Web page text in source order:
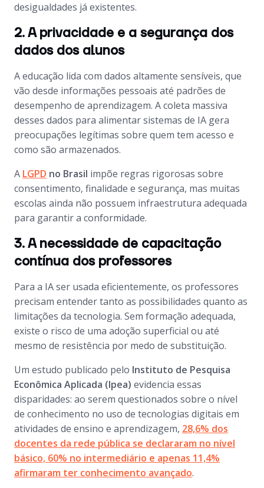
desigualdades já existentes.
2. A privacidade e a segurança dos
dados dos alunos
A educação lida com dados altamente sensíveis, que
vão desde informações pessoais até padrões de
desempenho de aprendizagem. A coleta massiva
desses dados para alimentar sistemas de IA gera
preocupações legítimas sobre quem tem acesso e
como são armazenados.
A LGPD no Brasil impõe regras rigorosas sobre
consentimento, finalidade e segurança, mas muitas
escolas ainda não possuem infraestrutura adequada
para garantir a conformidade.
3. A necessidade de capacitação
contínua dos professores
Para a IA ser usada eficientemente, os professores
precisam entender tanto as possibilidades quanto as
limitações da tecnologia. Sem formação adequada,
existe o risco de uma adoção superficial ou até
mesmo de resistência por medo de substituição.
Um estudo publicado pelo Instituto de Pesquisa
Econômica Aplicada (Ipea) evidencia essas
disparidades: ao serem questionados sobre o nível
de conhecimento no uso de tecnologias digitais em
atividades de ensino e aprendizagem, 28,6% dos
docentes da rede pública se declararam no nível
básico, 60% no intermediário e apenas 11,4%
afirmaram ter conhecimento avançado.